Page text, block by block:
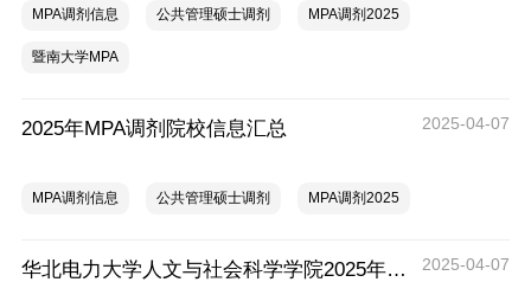
MPA调剂信息 公共管理硕士调剂 MPA调剂2025
暨南大学MPA
2025年MPA调剂院校信息汇总 2025-04-07
MPA调剂信息 公共管理硕士调剂 MPA调剂2025
华北电力大学人文与社会科学学院2025年接收MPA调剂（全日制、非全日制） 2025-04-07